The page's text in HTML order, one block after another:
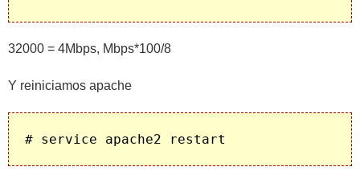
32000 = 4Mbps, Mbps*100/8
Y reiniciamos apache
# service apache2 restart